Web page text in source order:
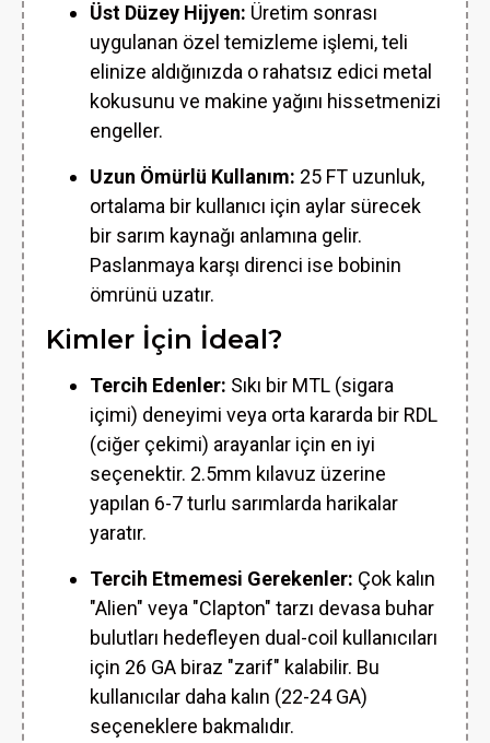
Üst Düzey Hijyen: Üretim sonrası
uygulanan özel temizleme işlemi, teli
elinize aldığınızda o rahatsız edici metal
kokusunu ve makine yağını hissetmenizi
engeller.
Uzun Ömürlü Kullanım: 25 FT uzunluk,
ortalama bir kullanıcı için aylar sürecek
bir sarım kaynağı anlamına gelir.
Paslanmaya karşı direnci ise bobinin
ömrünü uzatır.
Kimler İçin İdeal?
Tercih Edenler: Sıkı bir MTL (sigara
içimi) deneyimi veya orta kararda bir RDL
(ciğer çekimi) arayanlar için en iyi
seçenektir. 2.5mm kılavuz üzerine
yapılan 6-7 turlu sarımlarda harikalar
yaratır.
Tercih Etmemesi Gerekenler: Çok kalın
"Alien" veya "Clapton" tarzı devasa buhar
bulutları hedefleyen dual-coil kullanıcıları
için 26 GA biraz "zarif" kalabilir. Bu
kullanıcılar daha kalın (22-24 GA)
seçeneklere bakmalıdır.